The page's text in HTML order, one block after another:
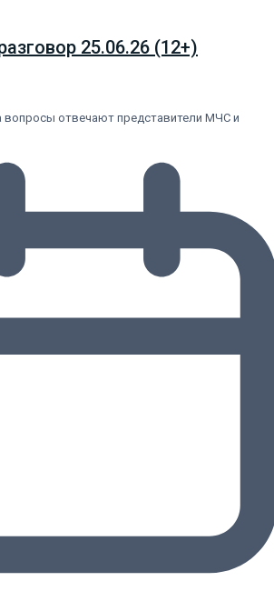
25.06.26 (12+)
отвечают представители МЧС и